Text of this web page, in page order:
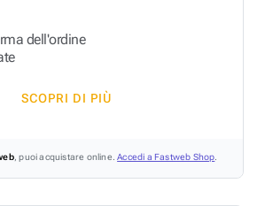
dell'ordine
SCOPRI DI PIÙ
, puoi acquistare online.Accedi a Fastweb Shop